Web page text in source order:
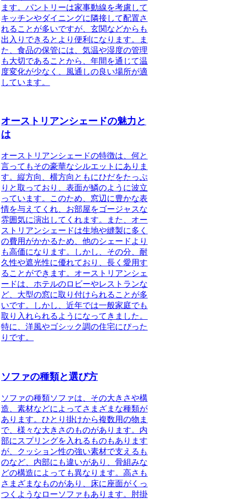
ます。パントリーは家事動線を考慮して
キッチンやダイニングに隣接して配置さ
れることが多いですが、玄関などからも
出入りできるとより便利になります。ま
た、食品の保管には、気温や湿度の管理
も大切であることから、年間を通じて温
度変化が少なく、風通しの良い場所が適
しています。
オーストリアンシェードの魅力と
は
オーストリアンシェードの特徴は、何と
言ってもその豪華なシルエットにありま
す。縦方向、横方向ともにひだをたっぷ
りと取っており、表面が鱗のように波立
っています。このため、窓辺に豊かな表
情を与えてくれ、お部屋をゴージャスな
雰囲気に演出してくれます。また、オー
ストリアンシェードは生地や縫製に多く
の費用がかかるため、他のシェードより
も高価になります。しかし、その分、耐
久性や遮光性に優れており、長く愛用す
ることができます。オーストリアンシェ
ードは、ホテルのロビーやレストランな
ど、大型の窓に取り付けられることが多
いです。しかし、近年では一般家庭でも
取り入れられるようになってきました。
特に、洋風やゴシック調の住宅にぴった
りです。
ソファの種類と選び方
ソファの種類ソファは、その大きさや構
造、素材などによってさまざまな種類が
あります。ひとり掛けから複数用の物ま
で、様々な大きさのものがあります。内
部にスプリングを入れるものもあります
が、
クッション性の強い素材で支えるも
のなど、内部にも違いがあり、骨組みな
どの構造によっても異なります。高さも
さまざまなものがあり、
床に座面がくっ
つくようなローソファ もあります。肘掛